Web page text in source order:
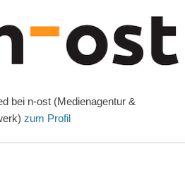
bei n-ost (Medienagentur &
zum Profil